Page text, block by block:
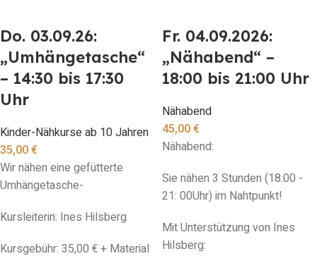
Do. 03.09.26:
„Umhängetasche“
– 14:30 bis 17:30
Uhr
Kinder-Nähkurse ab 10 Jahren
35,00€
Wir nähen eine gefütterte
Umhängetasche-
Kursleiterin: Ines Hilsberg
Kursgebühr: 35,00 € + Material
Fr. 04.09.2026:
„Nähabend“ –
18:00 bis 21:00 Uhr
Nähabend
45,00€
Nähabend:
Sie nähen 3 Stunden (18:00 -
21: 00Uhr) im Nahtpunkt!
Mit Unterstützung von Ines
Hilsberg: